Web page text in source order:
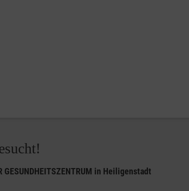
GESUNDHEITSZENTRUM in Heiligenstadt